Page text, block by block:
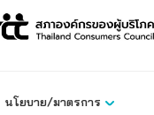
นโยบาย/มาตรการ